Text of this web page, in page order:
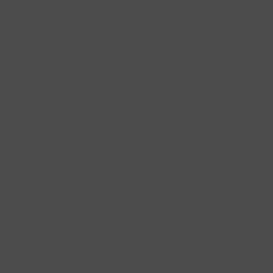
aber nur 10 Arten als
Auswahl von bis zu 500 Selektionen für jeden
für als
zunehmend mehr auch Balkone und Terrassen mit
von lediglich 50 Zentimetern. Die grazile
Malus Ballerina ‘Bolero‘ ermöglicht dem